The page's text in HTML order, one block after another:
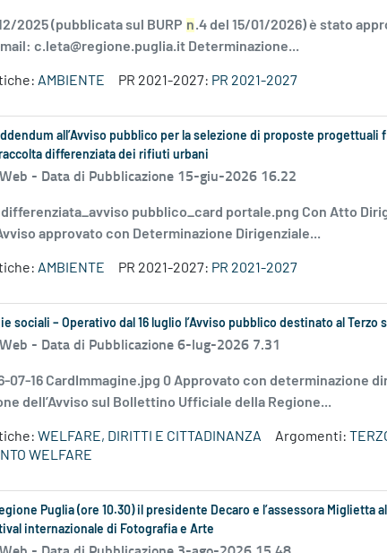
2025 (pubblicata sul BURP n.4 del 15/01/2026) è stato
mail: c.leta@regione.puglia.it Determinazione...
AMBIENTE PR 2021-2027: PR 2021-2027
all’Avviso pubblico per la selezione di proposte progettuali
differenziata dei rifiuti urbani
- Data di Pubblicazione 15-giu-2026 16.22
pubblico_card portale.png Con Atto
approvato con Determinazione Dirigenziale...
AMBIENTE PR 2021-2027: PR 2021-2027
sociali – Operativo dal 16 luglio l’Avviso pubblico destinato al Terzo
- Data di Pubblicazione 6-lug-2026 7.31
07-16 CardImmagine.jpg 0 Approvato con determinazione
dell’Avviso sul Bollettino Ufficiale della Regione...
WELFARE, DIRITTI E CITTADINANZA Argomenti:
WELFARE
Puglia (ore 10.30) il presidente Decaro e l’assessora Miglietta
internazionale di Fotografia e Arte